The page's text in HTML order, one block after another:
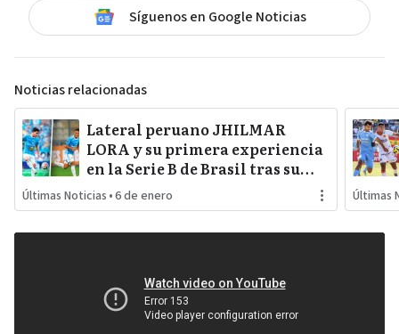
Síguenos en Google Noticias
Noticias relacionadas
Lateral peruano JHILMAR
LORA y su primera experiencia
en la Serie B de Brasil tras su
salida de SPORTING CRISTAL
Últimas Noticias •6 de enero Últimas